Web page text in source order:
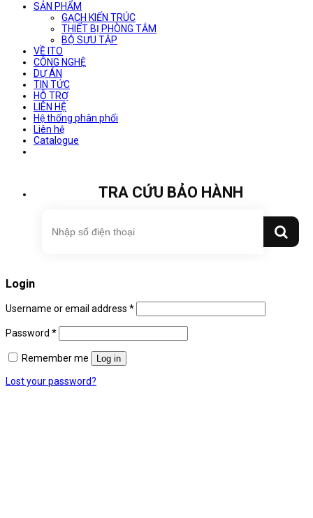
SẢN PHẨM
GẠCH KIẾN TRÚC
THIẾT BỊ PHÒNG TẮM
BỘ SƯU TẬP
VỀ ITO
CÔNG NGHỆ
DỰ ÁN
TIN TỨC
HỖ TRỢ
LIÊN HỆ
Hệ thống phân phối
Liên hệ
Catalogue
TRA CỨU BẢO HÀNH
Login
Username or email address *
Password *
Remember me Log in
Lost your password?